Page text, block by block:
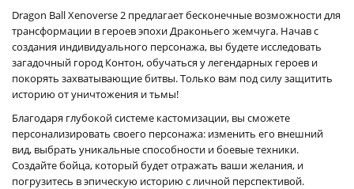
Dragon Ball Xenoverse 2 предлагает бесконечные возможности для
трансформации в героев эпохи Драконьего жемчуга. Начав с
создания индивидуального персонажа, вы будете исследовать
загадочный город Контон, обучаться у легендарных героев и
покорять захватывающие битвы. Только вам под силу защитить
историю от уничтожения и тьмы!
Благодаря глубокой системе кастомизации, вы сможете
персонализировать своего персонажа: изменить его внешний
вид, выбрать уникальные способности и боевые техники.
Создайте бойца, который будет отражать ваши желания, и
погрузитесь в эпическую историю с личной перспективой.